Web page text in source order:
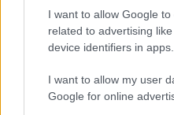
I want to allow Google
related to advertising
device identifiers in apps.
I want to allow my user
Google for online
Precedente